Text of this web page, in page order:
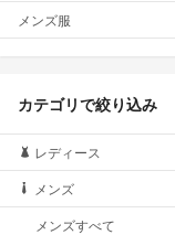
メンズ服
カテゴリで絞り込み
レディース
メンズ
メンズすべて